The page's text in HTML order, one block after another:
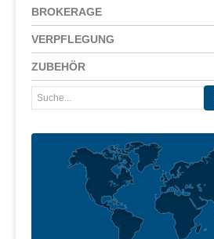
BROKERAGE
VERPFLEGUNG
ZUBEHÖR